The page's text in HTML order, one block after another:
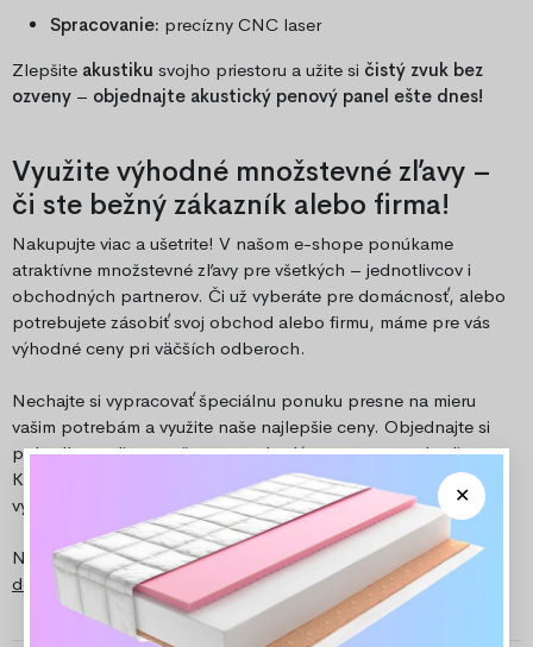
Spracovanie: precízny CNC laser
Zlepšite akustiku svojho priestoru a užite si čistý zvuk bez
ozveny – objednajte akustický penový panel ešte dnes!
Využite výhodné množstevné zľavy –
či ste bežný zákazník alebo firma!
Nakupujte viac a ušetrite! V našom e-shope ponúkame
atraktívne množstevné zľavy pre všetkých – jednotlivcov i
obchodných partnerov. Či už vyberáte pre domácnosť, alebo
potrebujete zásobiť svoj obchod alebo firmu, máme pre vás
výhodné ceny pri väčších odberoch.
Nechajte si vypracovať špeciálnu ponuku presne na mieru
vašim potrebám a využite naše najlepšie ceny. Objednajte si
pohodlne online a tešte sa na skvelý pomer ceny a kvality.
Kontaktujte nás na e-mailovej adreseinfo@ozeo.sk
a získajte
výhodnú ponuku.
Naši zákazníci najčastejšie pozitívne hodnotia
Rýchle
doručenieaCeny. Zobraziť nahe ureka!